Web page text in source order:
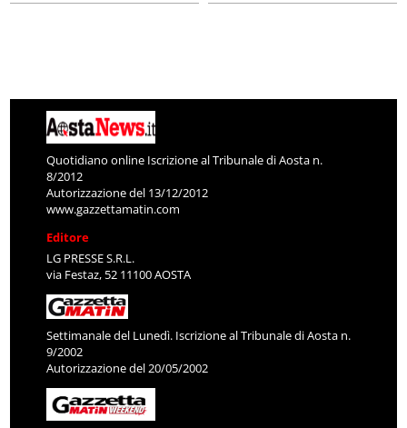
Quotidiano online Iscrizione al Tribunale di Aosta n.
8/2012
Autorizzazione del 13/12/2012
www.gazzettamatin.com
Editore
LG PRESSE S.R.L.
via Festaz, 52 11100 AOSTA
Settimanale del Lunedì. Iscrizione al Tribunale di Aosta n.
9/2002
Autorizzazione del 20/05/2002